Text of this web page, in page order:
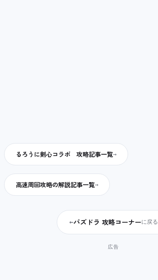
るろうに剣心コラボ 攻略記事一覧
高速周回攻略の解説記事一覧
←パズドラ 攻略コーナーに戻る